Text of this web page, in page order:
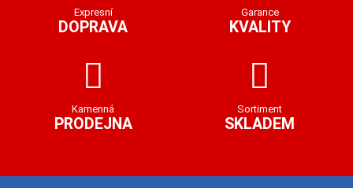
Expresní
DOPRAVA
Garance
KVALITY
Kamenná
PRODEJNA
Sortiment
SKLADEM